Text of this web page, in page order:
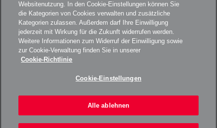
UNSERE ALARMANLAGE
ÜBER UNS
Websitenutzung. In den Cookie-Einstellungen können Sie
die Kategorien von Cookies verwalten und zusätzliche
Kategorien zulassen. Außerdem darf Ihre Einwilligung
jederzeit mit Wirkung für die Zukunft widerrufen werden.
Weitere Informationen zum Widerruf der Einwilligung sowie
zur Cookie-Verwaltung finden Sie in unserer
Cookie-Richtlinie
Cookie-Einstellungen
Alle ablehnen